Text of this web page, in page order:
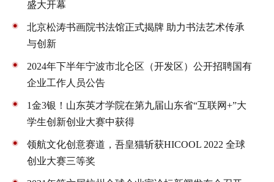
盛大开幕
北京松涛书画院书法馆正式揭牌 助力书法艺术传承
与创新
2024年下半年宁波市北仑区（开发区）公开招聘国有
企业工作人员公告
1金3银！山东英才学院在第九届山东省“互联网+”大
学生创新创业大赛中获得
领航文化创意赛道，吾皇猫斩获HICOOL 2022 全球
创业大赛三等奖